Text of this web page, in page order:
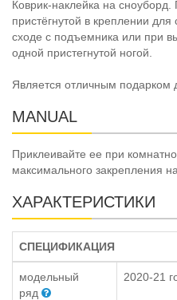
Коврик-наклейка на
пристёгнутой в креплении
сходе с подъемника или при
одной пристегнутой ногой.
Является отличным подарком
MANUAL
Приклеивайте ее при
максимального закрепления
ХАРАКТЕРИСТИКИ
СПЕЦИФИКАЦИЯ
модельный
ряд
2020-21